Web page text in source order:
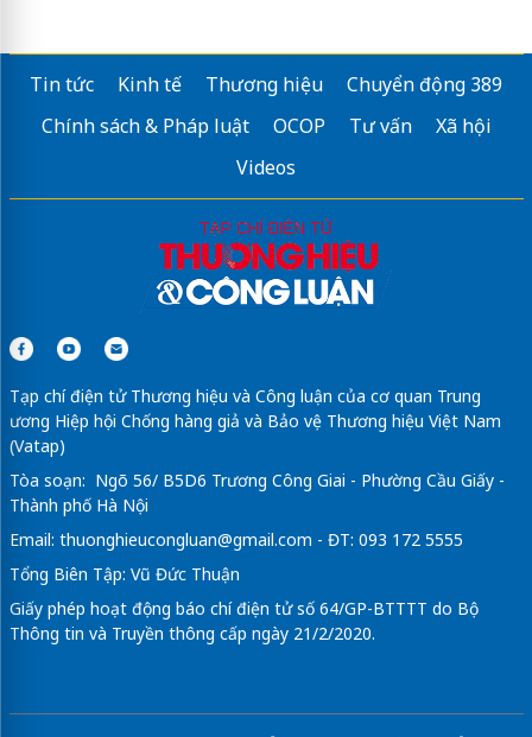
Tin tức Kinh tế Thương hiệu
Chuyển động 389
Chính sách & Pháp luật
OCOP Tư vấn
Xã hội
Videos
Tạp chí điện tử Thương hiệu và Công luận của cơ quan Trung
ương Hiệp hội Chống hàng giả và Bảo vệ Thương hiệu Việt Nam
(Vatap)
Tòa soạn: Ngõ 56/ B5D6 Trương Công Giai - Phường Cầu Giấy -
Thành phố Hà Nội
Email: thuonghieucongluan@gmail.com - ĐT: 093 172 5555
Tổng Biên Tập: Vũ Đức Thuận
Giấy phép hoạt động báo chí điện tử số 64/GP-BTTTT do Bộ
Thông tin và Truyền thông cấp ngày 21/2/2020.